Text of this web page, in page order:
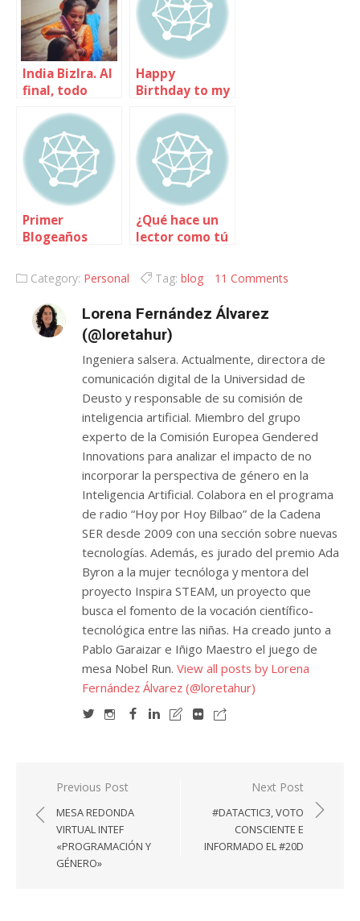
India BizIra. Al
final, todo
si no, es que no
es el final
Happy
Birthday to my
Primer
Blogeaños
¿Qué hace un
lector como tú
como éste?
Category: Personal Tag: blog 11 Comments
Lorena Fernández Álvarez
(@loretahur)
Ingeniera salsera. Actualmente, directora de
comunicación digital de la Universidad de
Deusto y responsable de su comisión de
inteligencia artificial. Miembro del grupo
experto de la Comisión Europea Gendered
Innovations para analizar el impacto de no
incorporar la perspectiva de género en la
Inteligencia Artificial. Colabora en el programa
de radio “Hoy por Hoy Bilbao” de la Cadena
SER desde 2009 con una sección sobre nuevas
tecnologías. Además, es jurado del premio Ada
Byron a la mujer tecnóloga y mentora del
proyecto Inspira STEAM, un proyecto que
busca el fomento de la vocación científico-
tecnológica entre las niñas. Ha creado junto a
Pablo Garaizar e Iñigo Maestro el juego de
mesa Nobel Run. View all posts by Lorena
Fernández Álvarez (@loretahur)
Navegación
de
entradas
Previous Post
MESA REDONDA
VIRTUAL INTEF
«PROGRAMACIÓN Y
GÉNERO»
Next Post
#DATACTIC3, VOTO
CONSCIENTE E
INFORMADO EL #20D